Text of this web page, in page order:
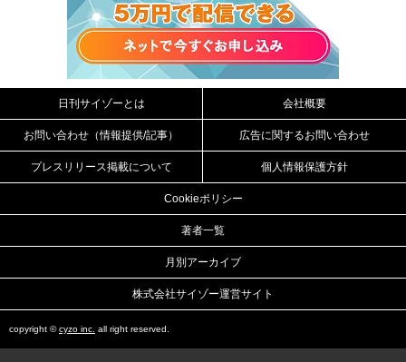
日刊サイゾーとは 会社概要
お問い合わせ（情報提供/記事） 広告に関するお問い合わせ
プレスリリース掲載について 個人情報保護方針
Cookieポリシー
著者一覧
月別アーカイブ
株式会社サイゾー運営サイト
copyright ©cyzo inc. all right reserved.